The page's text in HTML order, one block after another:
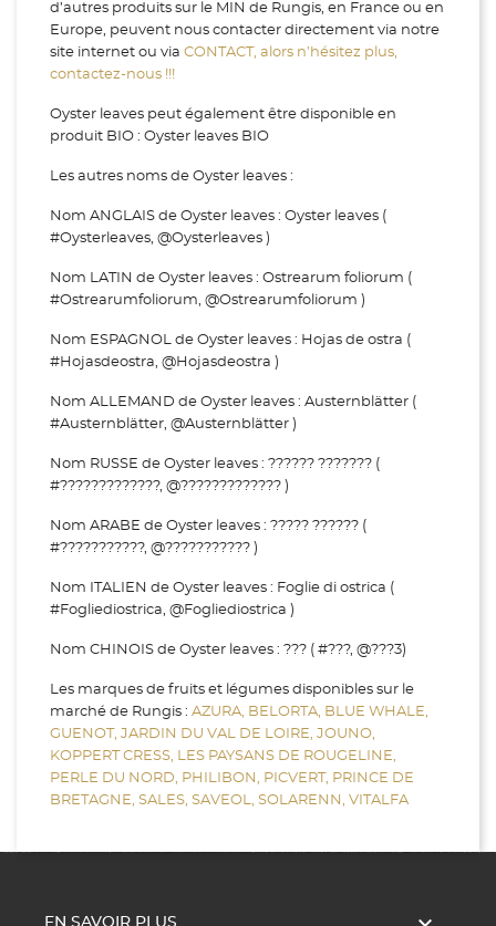
d’autres produits sur le MIN de Rungis, en France ou en
Europe, peuvent nous contacter directement via notre
site internet ou via CONTACT, alors n’hésitez plus,
contactez-nous !!!
Oyster leaves peut également être disponible en
produit BIO : Oyster leaves BIO
Les autres noms de Oyster leaves :
Nom ANGLAIS de Oyster leaves : Oyster leaves (
#Oysterleaves, @Oysterleaves )
Nom LATIN de Oyster leaves : Ostrearum foliorum (
#Ostrearumfoliorum, @Ostrearumfoliorum )
Nom ESPAGNOL de Oyster leaves : Hojas de ostra (
#Hojasdeostra, @Hojasdeostra )
Nom ALLEMAND de Oyster leaves : Austernblätter (
#Austernblätter, @Austernblätter )
Nom RUSSE de Oyster leaves : ?????? ??????? (
#?????????????, @????????????? )
Nom ARABE de Oyster leaves : ????? ?????? (
#???????????, @??????????? )
Nom ITALIEN de Oyster leaves : Foglie di ostrica (
#Fogliediostrica, @Fogliediostrica )
Nom CHINOIS de Oyster leaves : ??? ( #???, @???3)
Les marques de fruits et légumes disponibles sur le
marché de Rungis : AZURA, BELORTA, BLUE WHALE,
GUENOT, JARDIN DU VAL DE LOIRE, JOUNO,
KOPPERT CRESS, LES PAYSANS DE ROUGELINE,
PERLE DU NORD, PHILIBON, PICVERT, PRINCE DE
BRETAGNE, SALES, SAVEOL, SOLARENN, VITALFA
EN SAVOIR PLUS